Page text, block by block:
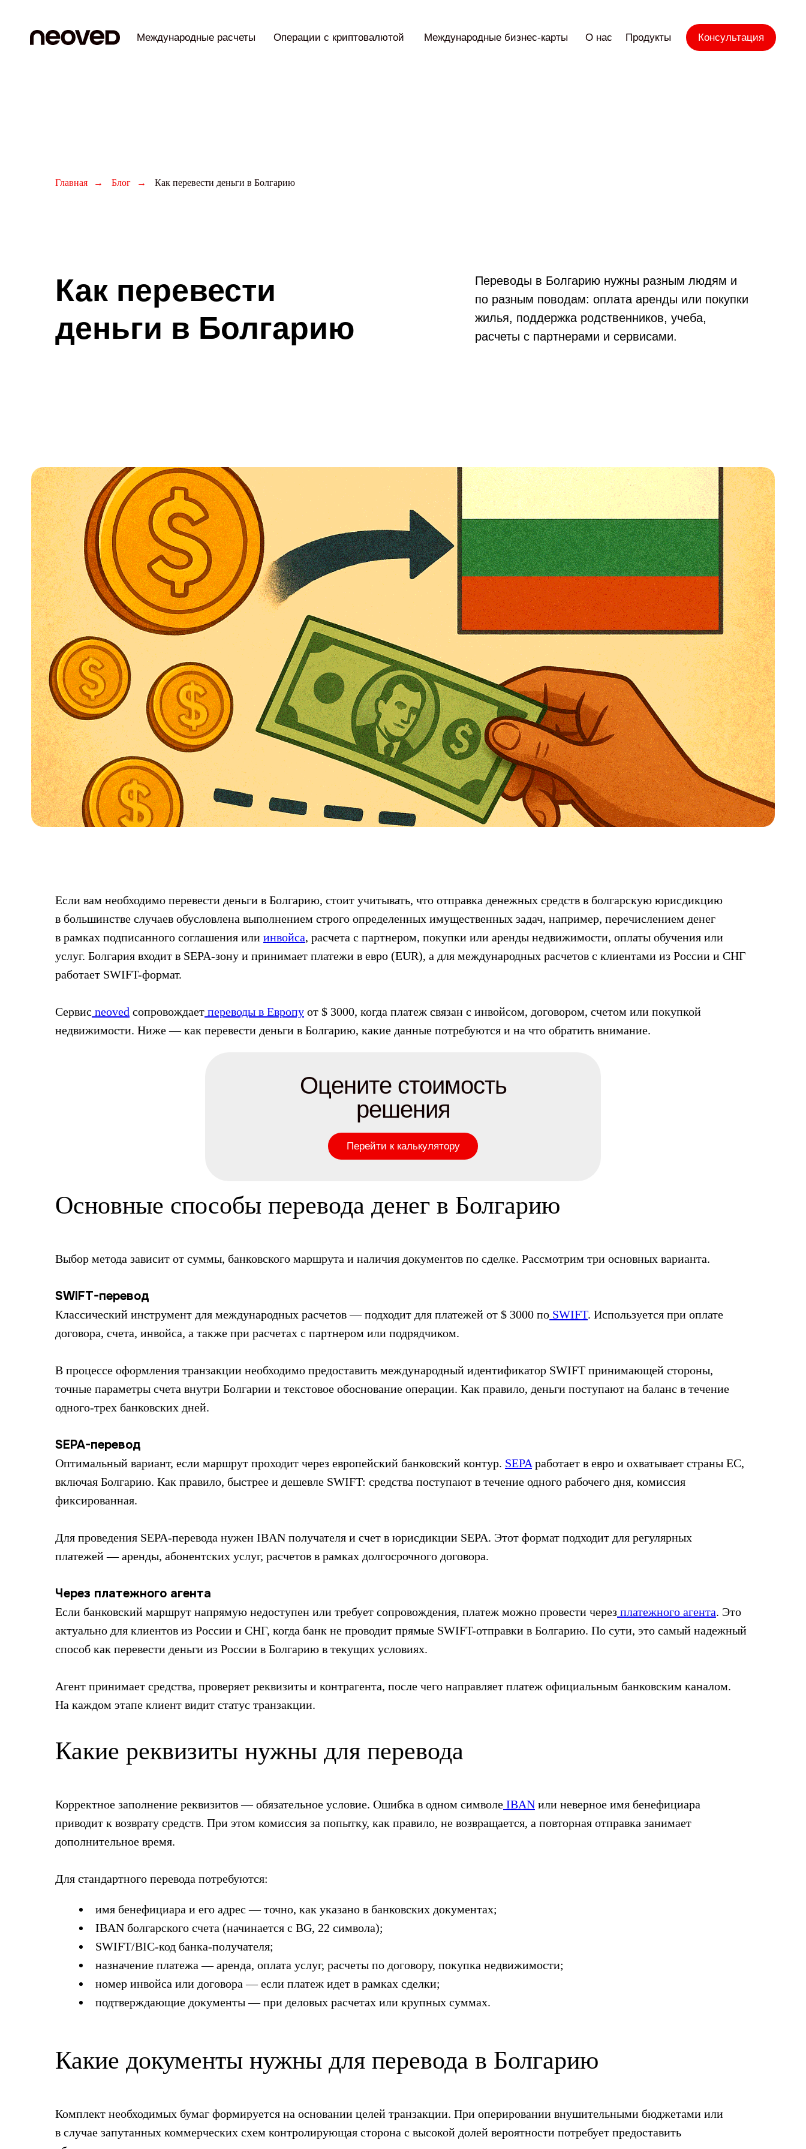
Консультация
Продукты
О нас
Международные бизнес-карты
Операции с криптовалютой
Международные расчеты
Главная → Блог → Как перевести деньги в Болгарию
Как перевести
деньги в Болгарию
Переводы в Болгарию нужны разным людям и
по разным поводам: оплата аренды или покупки
жилья, поддержка родственников, учеба,
расчеты с партнерами и сервисами.
Если вам необходимо перевести деньги в Болгарию, стоит учитывать, что отправка денежных средств в болгарскую юрисдикцию
в большинстве случаев обусловлена выполнением строго определенных имущественных задач, например, перечислением денег
в рамках подписанного соглашения или инвойса, расчета с партнером, покупки или аренды недвижимости, оплаты обучения или
услуг. Болгария входит в SEPA-зону и принимает платежи в евро (EUR), а для международных расчетов с клиентами из России и СНГ
работает SWIFT-формат.
Сервис neoved сопровождает переводы в Европу от $ 3000, когда платеж связан с инвойсом, договором, счетом или покупкой
недвижимости. Ниже — как перевести деньги в Болгарию, какие данные потребуются и на что обратить внимание.
Оцените стоимость
решения
Перейти к калькулятору
Основные способы перевода денег в Болгарию
Выбор метода зависит от суммы, банковского маршрута и наличия документов по сделке. Рассмотрим три основных варианта.
SWIFT-перевод
Классический инструмент для международных расчетов — подходит для платежей от $ 3000 по SWIFT. Используется при оплате
договора, счета, инвойса, а также при расчетах с партнером или подрядчиком.
В процессе оформления транзакции необходимо предоставить международный идентификатор SWIFT принимающей стороны,
точные параметры счета внутри Болгарии и текстовое обоснование операции. Как правило, деньги поступают на баланс в течение
одного-трех банковских дней.
SEPA-перевод
Оптимальный вариант, если маршрут проходит через европейский банковский контур. SEPA работает в евро и охватывает страны ЕС,
включая Болгарию. Как правило, быстрее и дешевле SWIFT: средства поступают в течение одного рабочего дня, комиссия
фиксированная.
Для проведения SEPA-перевода нужен IBAN получателя и счет в юрисдикции SEPA. Этот формат подходит для регулярных
платежей — аренды, абонентских услуг, расчетов в рамках долгосрочного договора.
Через платежного агента
Если банковский маршрут напрямую недоступен или требует сопровождения, платеж можно провести через платежного агента. Это
актуально для клиентов из России и СНГ, когда банк не проводит прямые SWIFT-отправки в Болгарию. По сути, это самый надежный
способ как перевести деньги из России в Болгарию в текущих условиях.
Агент принимает средства, проверяет реквизиты и контрагента, после чего направляет платеж официальным банковским каналом.
На каждом этапе клиент видит статус транзакции.
Какие реквизиты нужны для перевода
Корректное заполнение реквизитов — обязательное условие. Ошибка в одном символе IBAN или неверное имя бенефициара
приводит к возврату средств. При этом комиссия за попытку, как правило, не возвращается, а повторная отправка занимает
дополнительное время.
Для стандартного перевода потребуются:
имя бенефициара и его адрес — точно, как указано в банковских документах;
IBAN болгарского счета (начинается с BG, 22 символа);
SWIFT/BIC-код банка-получателя;
назначение платежа — аренда, оплата услуг, расчеты по договору, покупка недвижимости;
номер инвойса или договора — если платеж идет в рамках сделки;
подтверждающие документы — при деловых расчетах или крупных суммах.
Какие документы нужны для перевода в Болгарию
Комплект необходимых бумаг формируется на основании целей транзакции. При оперировании внушительными бюджетами или
в случае запутанных коммерческих схем контролирующая сторона с высокой долей вероятности потребует предоставить